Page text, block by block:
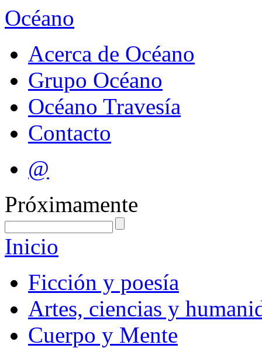
Océano
Acerca de Océano
Grupo Océano
Océano Travesía
Contacto
@
Próximamente
Inicio
Ficción y poesía
Artes, ciencias y
Cuerpo y Mente